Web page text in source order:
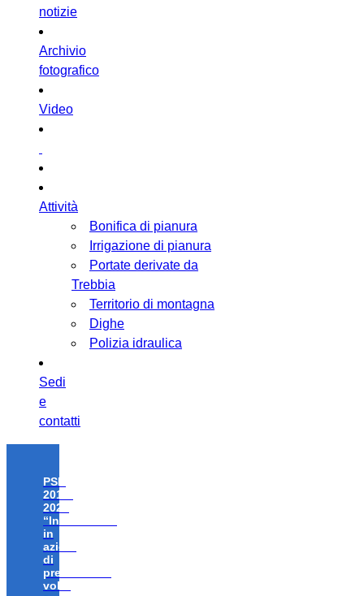
notizie
Archivio
fotografico
Video
Attività
Bonifica di pianura
Irrigazione di pianura
Portate derivate da
Trebbia
Territorio di montagna
Dighe
Polizia idraulica
Sedi
e
contatti
PSR
2014-
2020
“Investimenti
in
azioni
di
prevenzione
volte